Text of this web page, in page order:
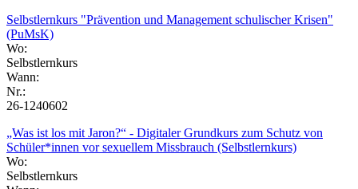
Selbstlernkurs "Prävention und Management schulischer Krisen"
(PuMsK)
Wo:
Selbstlernkurs
Wann:
Nr.:
26-1240602
„Was ist los mit Jaron?“ - Digitaler Grundkurs zum Schutz von
Schüler*innen vor sexuellem Missbrauch (Selbstlernkurs)
Wo:
Selbstlernkurs